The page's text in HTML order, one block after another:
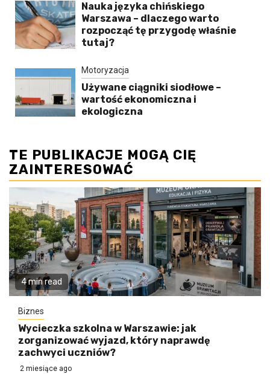
Nauka języka chińskiego
Warszawa – dlaczego warto
rozpocząć tę przygodę właśnie
tutaj?
Motoryzacja
Używane ciągniki siodłowe –
wartość ekonomiczna i
ekologiczna
TE PUBLIKACJE MOGĄ CIĘ
ZAINTERESOWAĆ
4 min read
Biznes
Wycieczka szkolna w Warszawie: jak
zorganizować wyjazd, który naprawdę
zachwyci uczniów?
2 miesiące ago